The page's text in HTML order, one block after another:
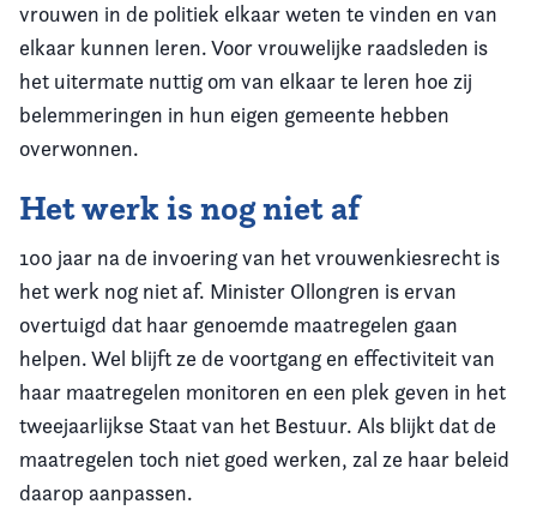
vrouwen in de politiek elkaar weten te vinden en van
elkaar kunnen leren. Voor vrouwelijke raadsleden is
het uitermate nuttig om van elkaar te leren hoe zij
belemmeringen in hun eigen gemeente hebben
overwonnen.
Het werk is nog niet af
100 jaar na de invoering van het vrouwenkiesrecht is
het werk nog niet af. Minister Ollongren is ervan
overtuigd dat haar genoemde maatregelen gaan
helpen. Wel blijft ze de voortgang en effectiviteit van
haar maatregelen monitoren en een plek geven in het
tweejaarlijkse Staat van het Bestuur. Als blijkt dat de
maatregelen toch niet goed werken, zal ze haar beleid
daarop aanpassen.